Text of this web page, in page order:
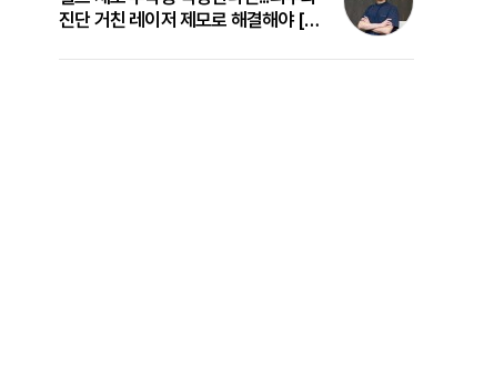
진단 거친 레이저 제모로 해결해야 [변